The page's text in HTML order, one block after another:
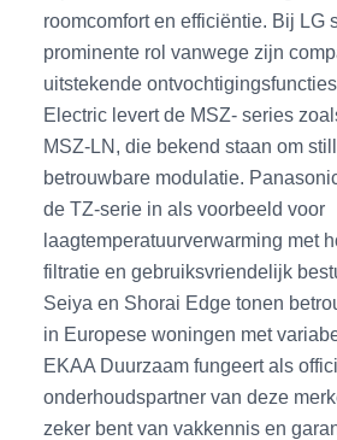
roomcomfort en efficiëntie. Bij LG
prominente rol vanwege zijn
uitstekende
Electric levert de MSZ- series
MSZ-LN, die bekend staan om
betrouwbare modulatie.
de TZ-serie in als voorbeeld voor
laagtemperatuurverwarming met
filtratie en gebruiksvriendelijk
Seiya en Shorai Edge tonen
in Europese woningen met
EKAA Duurzaam fungeert als
onderhoudspartner van deze
zeker bent van vakkennis en